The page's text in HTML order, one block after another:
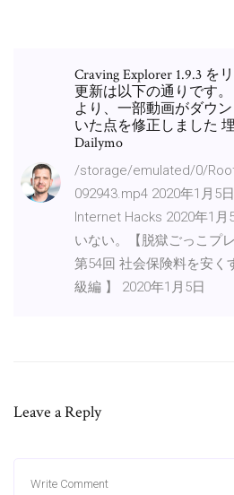
Craving Explorer 1.9.3 を
更新は以下の通りです。
より、一部動画がダウ
いた点を修正しました
Dailymo
/storage/emulated/0/
092943.mp4 2020年1月5
Internet Hacks 2020年1
いない。【脱獄ごっこプ
第54回 社会保険料を安く
級編 】 2020年1月5日
Leave a Reply